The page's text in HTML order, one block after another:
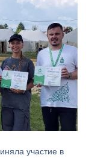
участие в